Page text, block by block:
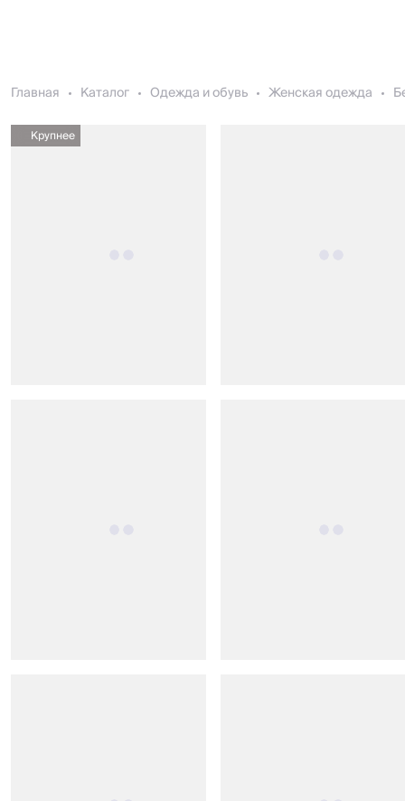
Главная Каталог Одежда и обувь Женская одежда
Крупнее